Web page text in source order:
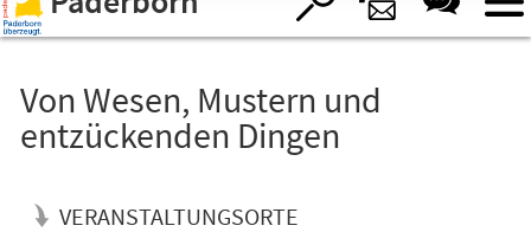
öffnen.
Von Wesen, Mustern und
entzückenden Dingen
VERANSTALTUNGSORTE